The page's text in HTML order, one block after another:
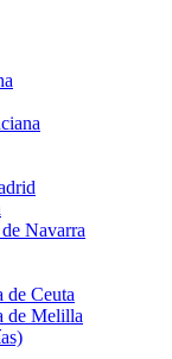
Navarra
de Ceuta
de Melilla